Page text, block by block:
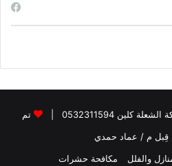
0532311594 |
تم
قِبل م / عماد حمدي
والفلل مكافحة حشرات